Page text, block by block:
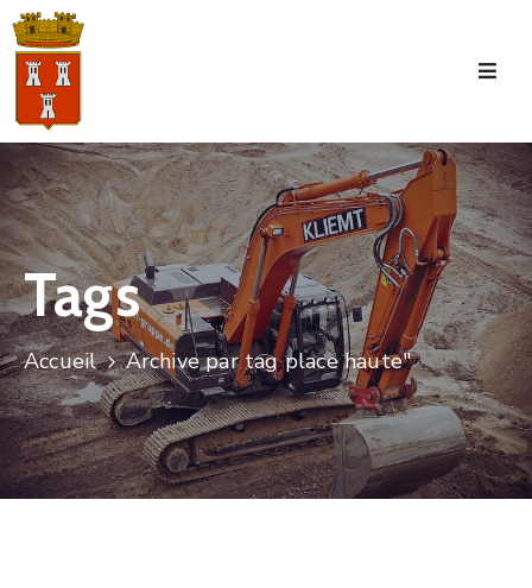
Accueil
La
Commune
Tourisme
Manifestations
Vie
Municipale
Services
Jeunesse
Tags
Accueil Archive par tag place haute"